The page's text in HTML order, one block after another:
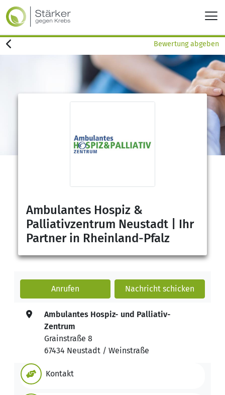
Bewertung abgeben
Ambulantes Hospiz &
Palliativzentrum Neustadt | Ihr
Partner in Rheinland-Pfalz
Anrufen Nachricht schicken
Ambulantes Hospiz- und Palliativ-
Zentrum
Grainstraße 8
67434 Neustadt / Weinstraße
Kontakt